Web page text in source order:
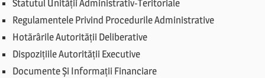
Statutul Unității Administrativ-Teritoriale
Regulamentele Privind Procedurile Administrative
Hotărârile Autorității Deliberative
Dispozițiile Autorității Executive
Documente Și Informații Financiare